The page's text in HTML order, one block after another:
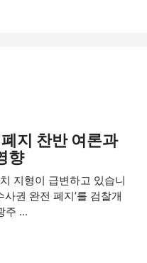
지 찬반 여론과
향
지형이 급변하고 있습니
권 완전 폐지’를 검찰개
주 ...